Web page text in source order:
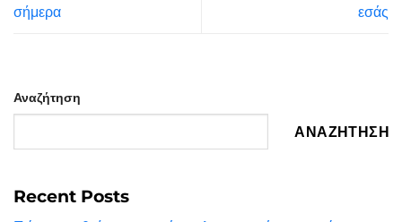
σήμερα
εσάς
Αναζήτηση
ΑΝΑΖΉΤΗΣΗ
Recent Posts